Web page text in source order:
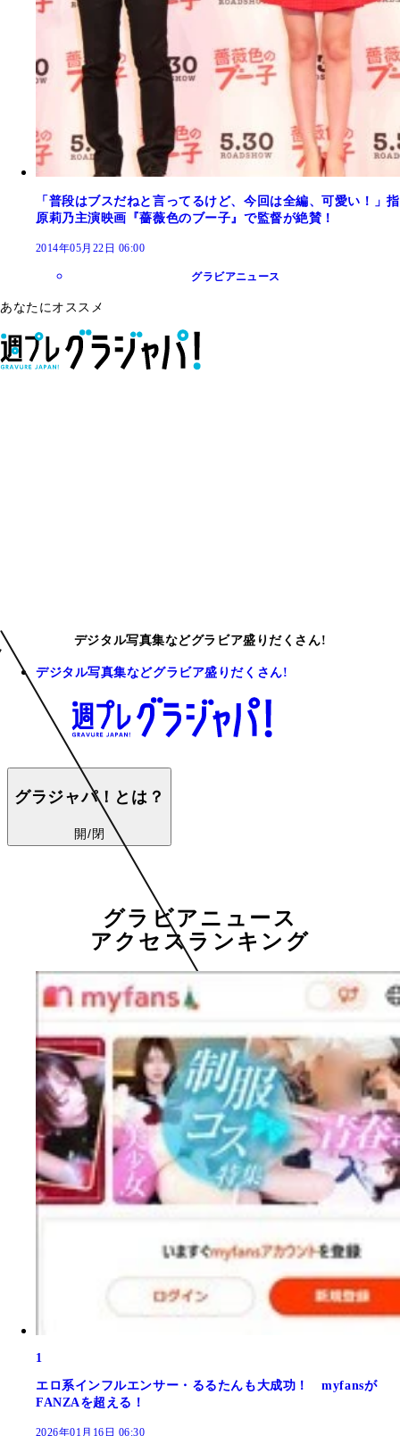
「普段はブスだねと言ってるけど、今回は全編、可愛い！」指
原莉乃主演映画『薔薇色のブー子』で監督が絶賛！
2014年05月22日 06:00
グラビアニュース
あなたにオススメ
デジタル写真集などグラビア盛りだくさん!
デジタル写真集などグラビア盛りだくさん!
グラジャパ！とは？
開/閉
グラビアニュース
アクセスランキング
1
エロ系インフルエンサー・るるたんも大成功！ myfansが
FANZAを超える！
2026年01月16日 06:30